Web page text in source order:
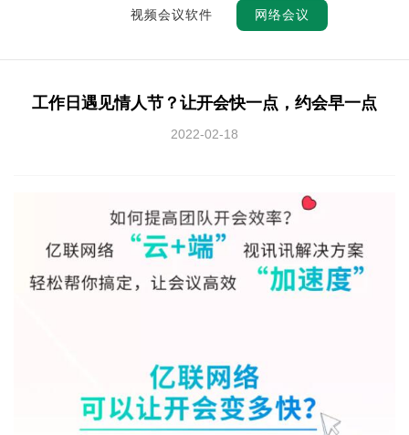
视频会议软件 网络会议
工作日遇见情人节？让开会快一点，约会早一点
2022-02-18